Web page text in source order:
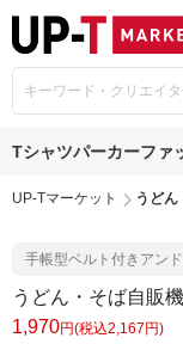
Tシャツパーカーファ
UP-Tマーケット うど
手帳型ベルト付きアン
うどん・そば自販
1,970円(税込2,167円)